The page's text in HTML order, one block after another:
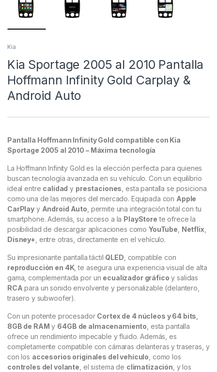
Kia
Kia Sportage 2005 al 2010 Pantalla
Hoffmann Infinity Gold Carplay &
Android Auto
Pantalla Hoffmann Infinity Gold compatible con Kia
Sportage 2005 al 2010 – Máxima tecnología
La Hoffmann Infinity Gold es la elección perfecta para quienes
buscan tecnología avanzada en su vehículo. Con un equilibrio
ideal entre calidad y prestaciones , esta pantalla se posiciona
como una de las mejores del mercado. Equipada con Apple
CarPlay y Android Auto , permite una integración total con tu
smartphone. Además, su acceso a la PlayStore te ofrece la
posibilidad de descargar aplicaciones como YouTube Netflix
Disney+ , entre otras, directamente en el vehículo.
Su impresionante pantalla táctil QLED , compatible con
reproducción en 4K, te asegura una experiencia visual de alta
gama, complementada por un ecualizador gráfico y salidas
RCA para un sonido envolvente y personalizable (delantero,
trasero y subwoofer).
Con un potente procesador Cortex de 4 núcleos y 64 bits
8GB de RAM y 64GB de almacenamiento , esta pantalla
ofrece un rendimiento impecable y fluido. Además, es
completamente compatible con cámaras delanteras y traseras, y
con los accesorios originales del vehículo , como los
controles del volante , el sistema de climatización , y los